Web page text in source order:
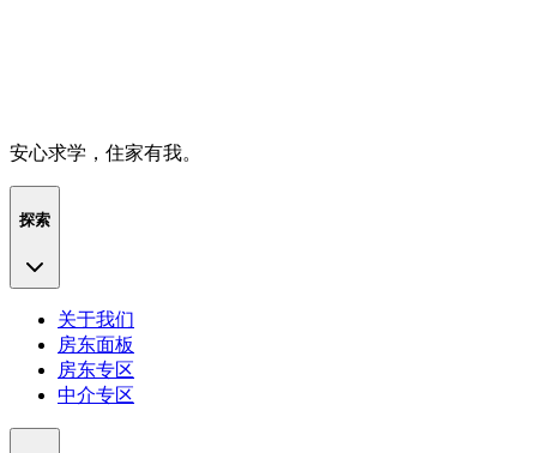
安心求学，住家有我。
探索
关于我们
房东面板
房东专区
中介专区